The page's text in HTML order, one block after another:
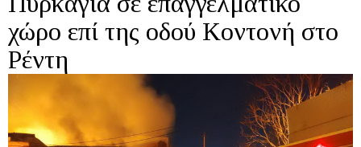
χώρο επί της οδού Κοντονή στο
Ρέντη